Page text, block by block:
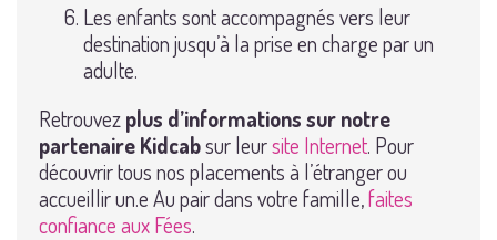
Les enfants sont accompagnés vers leur
destination jusqu’à la prise en charge par un
adulte.
Retrouvezplus d’informations sur notre
partenaire Kidcabsur leursite Internet. Pour
découvrir tous nos placements à l’étranger ou
accueillir un.e Au pair dans votre famille,faites
confiance aux Fées.